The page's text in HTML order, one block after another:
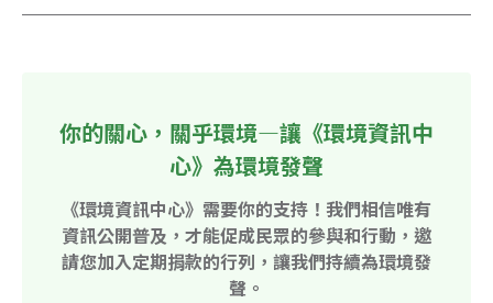
你的關心，關乎環境—讓《環境資訊中
心》為環境發聲
《環境資訊中心》需要你的支持！我們相信唯有
資訊公開普及，才能促成民眾的參與和行動，邀
請您加入定期捐款的行列，讓我們持續為環境發
聲。